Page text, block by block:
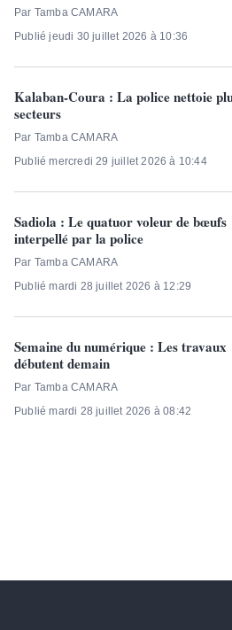
Par Tamba CAMARA
Publié jeudi 30 juillet 2026 à 10:36
Kalaban-Coura : La police nettoie
secteurs
Par Tamba CAMARA
Publié mercredi 29 juillet 2026 à 10:44
Sadiola : Le quatuor voleur de bœufs
interpellé par la police
Par Tamba CAMARA
Publié mardi 28 juillet 2026 à 12:29
Semaine du numérique : Les travaux
débutent demain
Par Tamba CAMARA
Publié mardi 28 juillet 2026 à 08:42